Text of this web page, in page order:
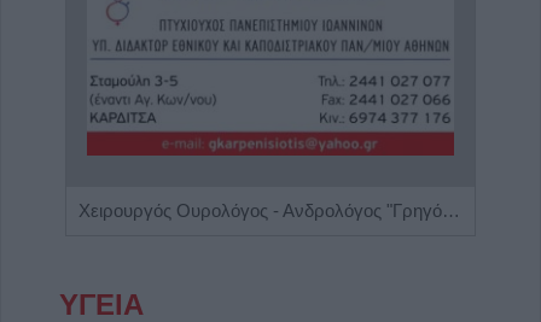
Χειρουργός Ουρολόγος - Ανδρολόγος "Γρηγόρης Α. Καρπενησιώτης"
ΥΓΕΙΑ